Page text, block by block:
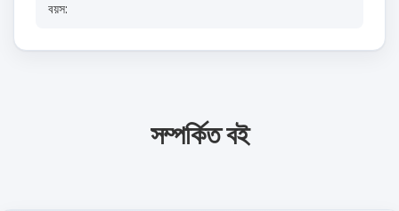
বয়স:
সম্পর্কিত বই